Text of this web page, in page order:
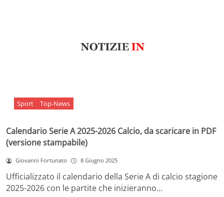
Sport Top-News
Calendario Serie A 2025-2026 Calcio, da scaricare in PDF
(versione stampabile)
Giovanni Fortunato 8 Giugno 2025
Ufficializzato il calendario della Serie A di calcio stagione
2025-2026 con le partite che inizieranno…